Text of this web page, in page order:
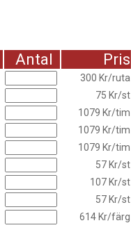
Antal Pris
300 Kr/ruta
75 Kr/st
1079 Kr/tim
1079 Kr/tim
1079 Kr/tim
57 Kr/st
107 Kr/st
57 Kr/st
614 Kr/färg